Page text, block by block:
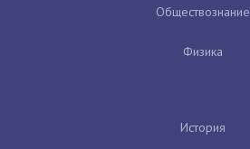
Обществознание
Физика
История